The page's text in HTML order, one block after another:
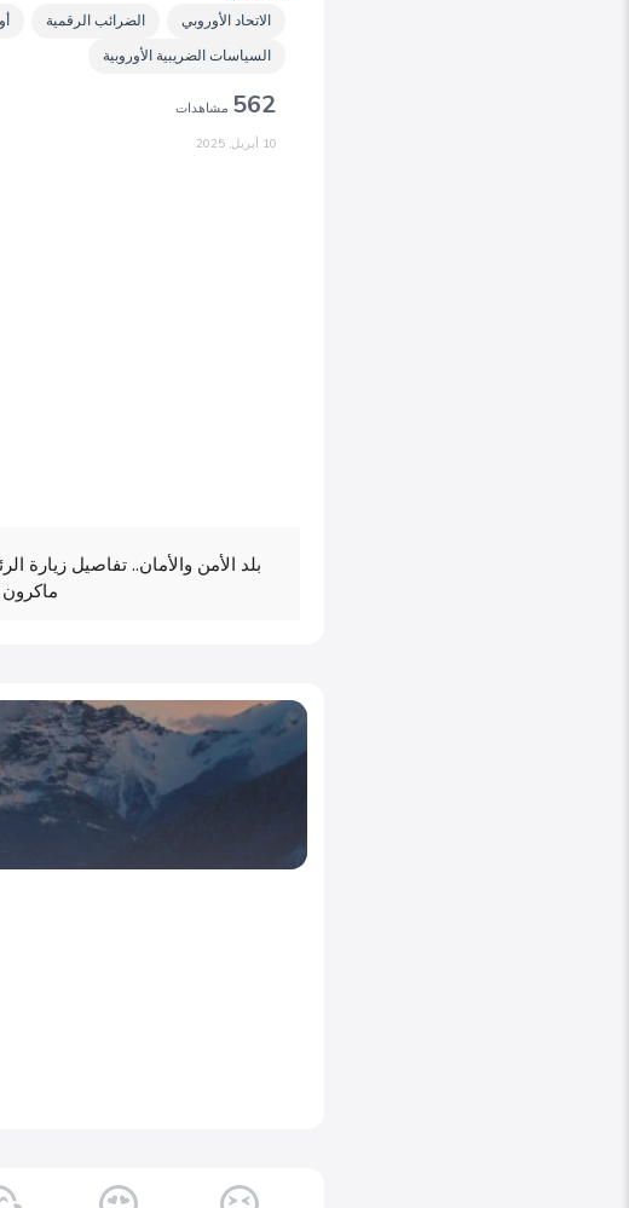
الاتحاد الأوروبي الضرائب الرقمية
السياسات الضريبية الأوروبية
562 مشاهدات
10 أبريل, 2025
بلد الأمن والأمان.. تفاصيل زيارة